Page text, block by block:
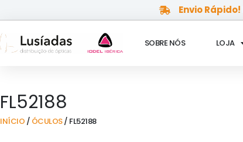
to
content
Envio Rápido!
SOBRE NÓS LOJA
FL52188
INÍCIO / ÓCULOS/ FL52188